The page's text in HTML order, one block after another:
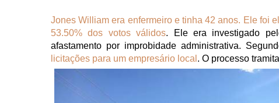
Jones William era enfermeiro e tinha 42 anos. Ele foi
53.50% dos votos válidos. Ele era investigado
afastamento por improbidade administrativa.
licitações para um empresário local . O processo